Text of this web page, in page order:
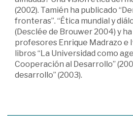
(2002). Tamién ha publicado
fronteras”. “Ética mundial y
(Desclée de Brouwer 2004) y
profesores Enrique Madrazo e
libros “La Universidad como
Cooperación al Desarrollo”
desarrollo” (2003).